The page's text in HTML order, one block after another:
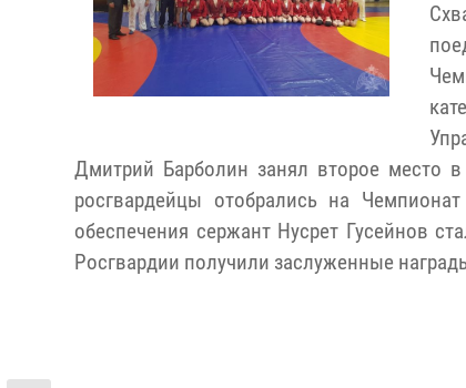
Дмитрий Барболин занял второе место в
росгвардейцы отобрались на
обеспечения сержант Нусрет Гусейнов
Росгвардии получили заслуженные